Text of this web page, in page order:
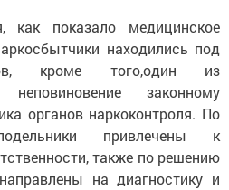
как показало медицинское
находились под
кроме того,один из
законному
органов наркоконтроля. По
привлечены к
также по решению
на диагностику и